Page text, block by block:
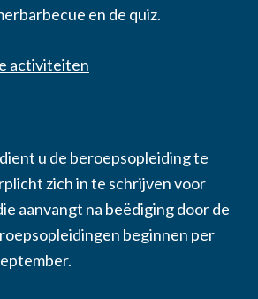
en de quiz.
activiteiten
u de beroepsopleiding te
zich in te schrijven voor
aanvangt na beëdiging door de
beginnen per